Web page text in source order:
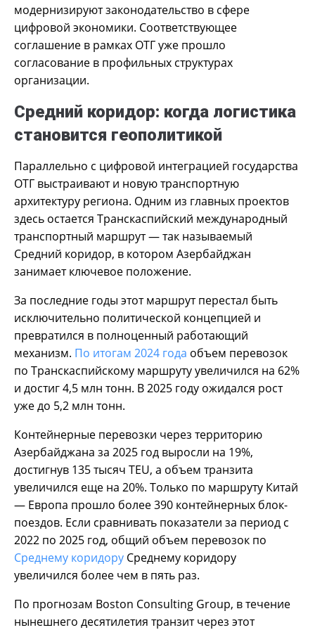
модернизируют законодательство в сфере
цифровой экономики. Соответствующее
соглашение в рамках ОТГ уже прошло
согласование в профильных структурах
организации.
Средний коридор: когда логистика
становится геополитикой
Параллельно с цифровой интеграцией государства
ОТГ выстраивают и новую транспортную
архитектуру региона. Одним из главных проектов
здесь остается Транскаспийский международный
транспортный маршрут — так называемый
Средний коридор, в котором Азербайджан
занимает ключевое положение.
За последние годы этот маршрут перестал быть
исключительно политической концепцией и
превратился в полноценный работающий
механизм. По итогам 2024 года объем перевозок
по Транскаспийскому маршруту увеличился на 62%
и достиг 4,5 млн тонн. В 2025 году ожидался рост
уже до 5,2 млн тонн.
Контейнерные перевозки через территорию
Азербайджана за 2025 год выросли на 19%,
достигнув 135 тысяч TEU, а объем транзита
увеличился еще на 20%. Только по маршруту Китай
— Европа прошло более 390 контейнерных блок-
поездов. Если сравнивать показатели за период с
2022 по 2025 год, общий объем перевозок по
Среднему коридору Среднему коридору
увеличился более чем в пять раз.
По прогнозам Boston Consulting Group, в течение
нынешнего десятилетия транзит через этот